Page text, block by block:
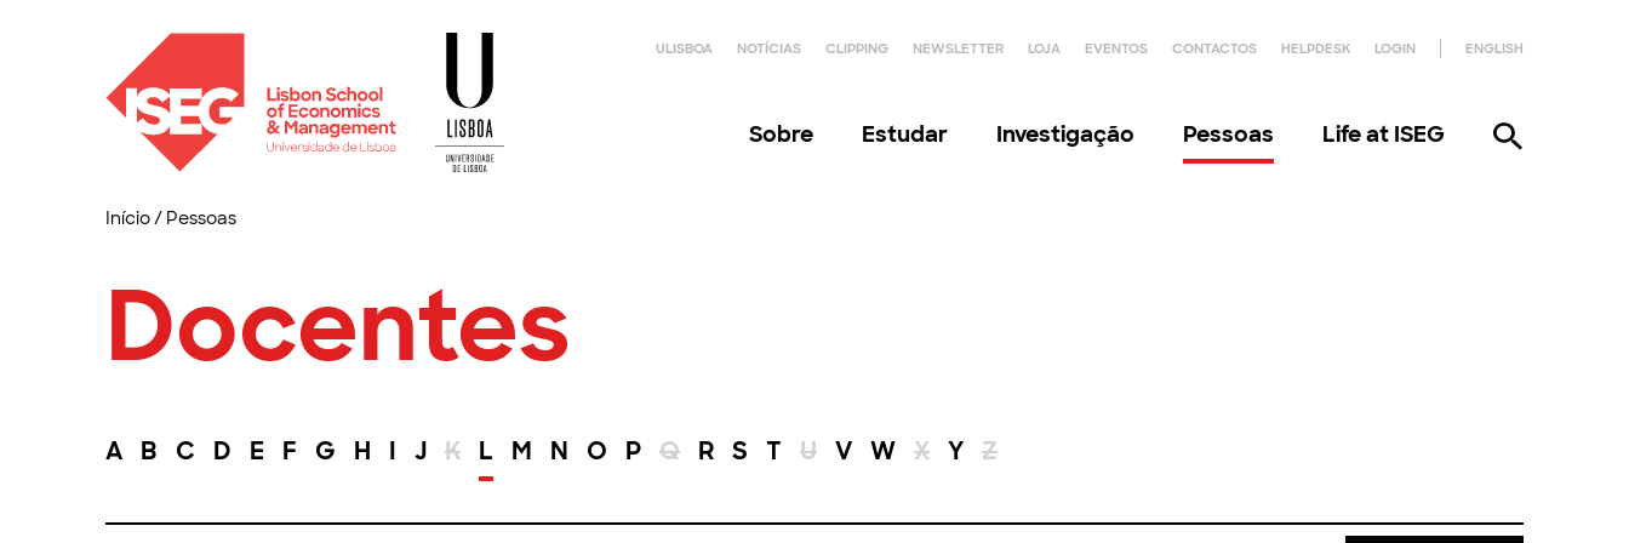
ULISBOA NOTÍCIAS CLIPPING NEWSLETTER LOJA EVENTOS CONTACTOS HELPDESK LOGIN ENGLISH
Sobre Estudar Investigação Pessoas Life at ISEG
Início/ Pessoas
Docentes
A B C D E F G H I J K L M N O P Q R S T U V W X Y Z